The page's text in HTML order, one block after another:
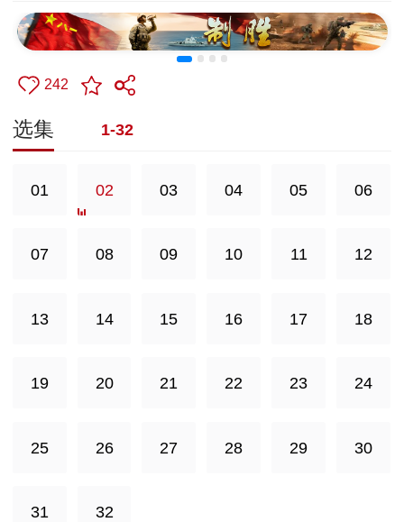
242
选集 1-32
01 02 03 04 05 06
07 08 09 10 11 12
13 14 15 16 17 18
19 20 21 22 23 24
25 26 27 28 29 30
31 32